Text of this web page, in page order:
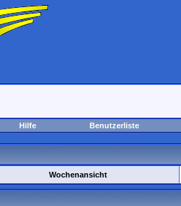
Hilfe Benutzerliste
Wochenansicht